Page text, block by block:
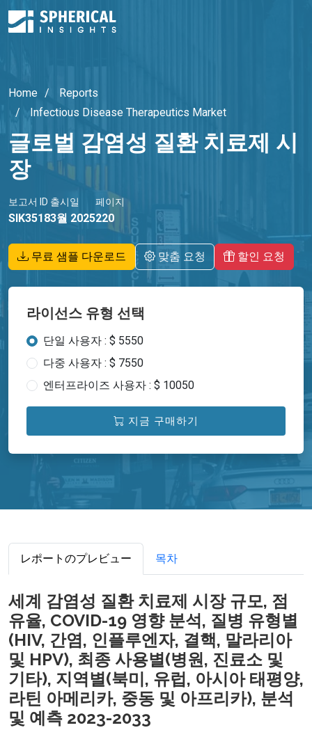
Home
Reports
Infectious Disease Therapeutics Market
글로벌 감염성 질환 치료제 시
장
보고서 ID
SIK3518
출시일
3월 2025
페이지
220
무료 샘플 다운로드 맞춤 요청 할인 요청
라이선스 유형 선택
단일 사용자 : $ 5550
다중 사용자 : $ 7550
엔터프라이즈 사용자 : $ 10050
지금 구매하기
レポートのプレビュー 목차
세계 감염성 질환 치료제 시장 규모, 점
유율, COVID-19 영향 분석, 질병 유형별
(HIV, 간염, 인플루엔자, 결핵, 말라리아
및 HPV), 최종 사용별(병원, 진료소 및
기타), 지역별(북미, 유럽, 아시아 태평양,
라틴 아메리카, 중동 및 아프리카), 분석
및 예측 2023-2033